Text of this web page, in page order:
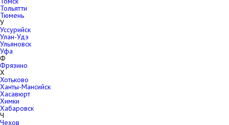
Тольятти
Тюмень
У
Уссурийск
Улан-Удэ
Ульяновск
Уфа
Ф
Фрязино
Х
Хотьково
Ханты-Мансийск
Хасавюрт
Химки
Хабаровск
Ч
Чехов